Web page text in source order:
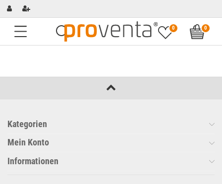
0 0
Kategorien
Mein Konto
Informationen